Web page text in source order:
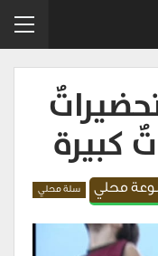
كبيرة
محلي سلة محلي